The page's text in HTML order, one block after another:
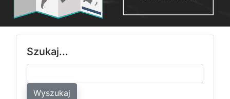
Szukaj...
Wyszukaj